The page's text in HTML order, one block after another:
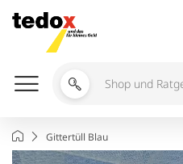
Inhalt
springen
Shop
durchsuchen
StartseiteGittertüll Blau